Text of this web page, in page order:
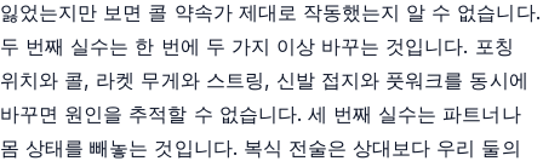
잃었는지만 보면 콜 약속가 제대로 작동했는지 알 수 없습니다.
두 번째 실수는 한 번에 두 가지 이상 바꾸는 것입니다. 포칭
위치와 콜, 라켓 무게와 스트링, 신발 접지와 풋워크를 동시에
바꾸면 원인을 추적할 수 없습니다. 세 번째 실수는 파트너나
몸 상태를 빼놓는 것입니다. 복식 전술은 상대보다 우리 둘의